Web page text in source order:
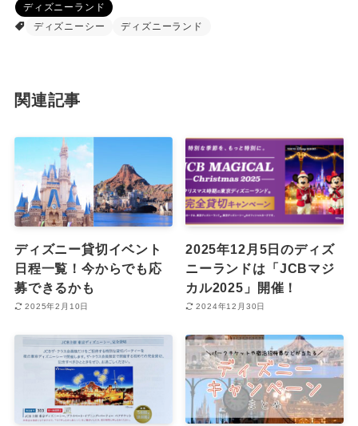
ディズニーランド
ディズニーシー
ディズニーランド
関連記事
ディズニー貸切イベント
日程一覧！今からでも応
募できるかも
2025年2月10日
2025年12月5日のディズ
ニーランドは「JCBマジ
カル2025」開催！
2024年12月30日